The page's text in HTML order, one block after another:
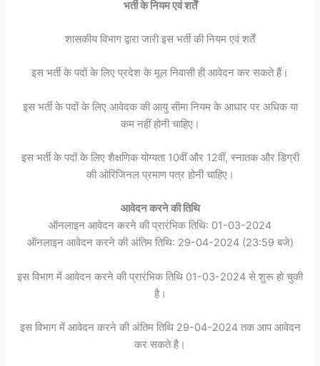
भर्ती के नियम एवं शर्तें
शासकीय विभाग द्वारा जारी इस भर्ती की नियम एवं शर्तें
इस भर्ती के पदों के लिए प्रदेश के मूल निवासी ही आवेदन कर सकते हैं।
इस भर्ती के पदों के लिए आवेदक की आयु सीमा नियम के आधार पर अधिक या
कम नहीं होनी चाहिए।
इस भर्ती के पदों के लिए शैक्षणिक योग्यता 10वीं और 12वीं, स्नातक और डिग्री
की ओरिजिनल प्रमाण पत्र होनी चाहिए।
आवेदन करने की तिथि
ऑनलाइन आवेदन करने की प्रारंभिक तिथि: 01-03-2024
ऑनलाइन आवेदन करने की अंतिम तिथि: 29-04-2024 (23:59 बजे)
इस विभाग में आवेदन करने की प्रारंभिक तिथि 01-03-2024 से शुरू हो चुकी
है।
इस विभाग में आवेदन करने की अंतिम तिथि 29-04-2024 तक आप आवेदन
कर सकते है।